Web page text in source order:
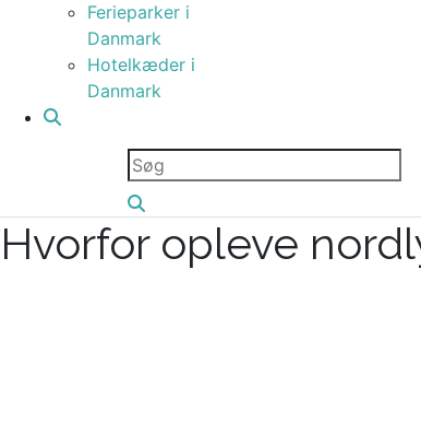
Ferieparker i
Danmark
Hotelkæder i
Danmark
Hvorfor opleve